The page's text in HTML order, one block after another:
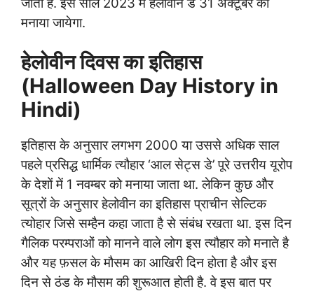
मनाया जायेगा.
हेलोवीन दिवस का इतिहास
(Halloween Day History in
Hindi)
इतिहास के अनुसार लगभग 2000 या उससे अधिक साल
पहले प्रसिद्ध धार्मिक त्यौहार ‘आल सेट्स डे’ पूरे उत्तरीय यूरोप
के देशों में 1 नवम्बर को मनाया जाता था. लेकिन कुछ और
सूत्रों के अनुसार हेलोवीन का इतिहास प्राचीन सेल्टिक
त्योहार जिसे सम्हैन कहा जाता है से संबंध रखता था. इस दिन
गैलिक परम्पराओं को मानने वाले लोग इस त्यौहार को मनाते है
और यह फ़सल के मौसम का आखिरी दिन होता है और इस
दिन से ठंड के मौसम की शुरूआत होती है. वे इस बात पर